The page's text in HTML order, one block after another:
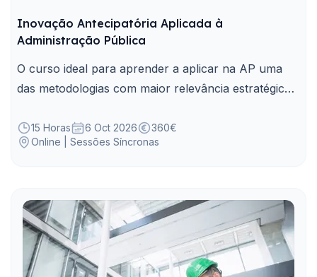
Inovação Antecipatória Aplicada à
Administração Pública
O curso ideal para aprender a aplicar na AP uma
das metodologias com maior relevância estratégica
emergentes.
15 Horas 6 Oct 2026
360€
Online | Sessões Síncronas